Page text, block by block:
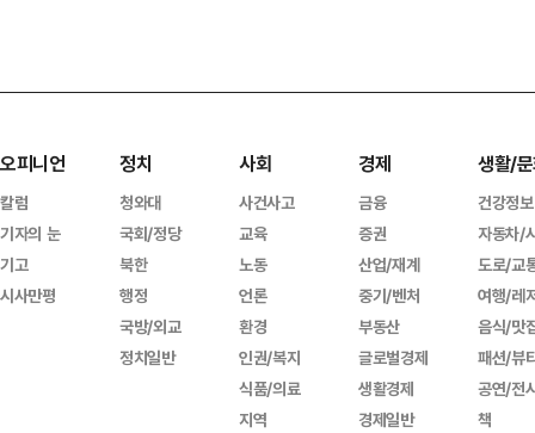
오피니언
칼럼
기자의 눈
기고
시사만평
정치
청와대
국회/정당
북한
행정
국방/외교
정치일반
사회
사건사고
교육
노동
언론
환경
인권/복지
식품/의료
지역
경제
금융
증권
산업/재계
중기/벤처
부동산
글로벌경제
생활경제
경제일반
생활/
건강정보
자동차/
도로/교
여행/레
음식/맛
패션/뷰
공연/전
책